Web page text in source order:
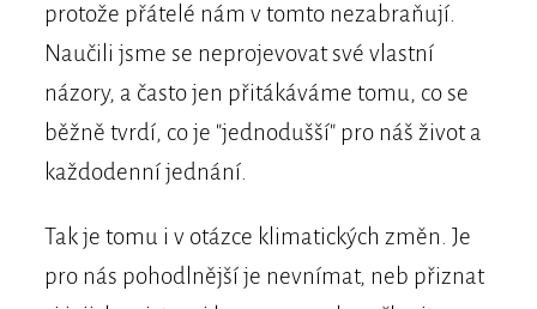
protože přátelé nám v tomto nezabraňují.
Naučili jsme se neprojevovat své vlastní
názory, a často jen přitákáváme tomu, co se
běžně tvrdí, co je "jednodušší" pro náš život a
každodenní jednání.
Tak je tomu i v otázce klimatických změn. Je
pro nás pohodlnější je nevnímat, neb přiznat